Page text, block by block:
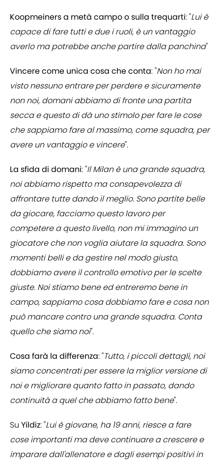
Koopmeiners a metà campo o sulla trequarti: "Lui è
capace di fare tutti e due i ruoli, è un vantaggio
averlo ma potrebbe anche partire dalla panchina"
Vincere come unica cosa che conta: "Non ho mai
visto nessuno entrare per perdere e sicuramente
non noi, domani abbiamo di fronte una partita
secca e questo di dà uno stimolo per fare le cose
che sappiamo fare al massimo, come squadra, per
avere un vantaggio e vincere".
La sfida di domani: "Il Milan è una grande squadra,
noi abbiamo rispetto ma consapevolezza di
affrontare tutte dando il meglio. Sono partite belle
da giocare, facciamo questo lavoro per
competere a questo livello, non mi immagino un
giocatore che non voglia aiutare la squadra. Sono
momenti belli e da gestire nel modo giusto,
dobbiamo avere il controllo emotivo per le scelte
giuste. Noi stiamo bene ed entreremo bene in
campo, sappiamo cosa dobbiamo fare e cosa non
può mancare contro una grande squadra. Conta
quello che siamo noi".
Cosa farà la differenza: "Tutto, i piccoli dettagli, noi
siamo concentrati per essere la miglior versione di
noi e migliorare quanto fatto in passato, dando
continuità a quel che abbiamo fatto bene".
Su Yildiz: "Lui è giovane, ha 19 anni, riesce a fare
cose importanti ma deve continuare a crescere e
imparare dall'allenatore e dagli esempi positivi in